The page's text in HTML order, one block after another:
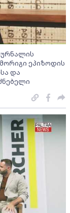
ეპიზოდის
და